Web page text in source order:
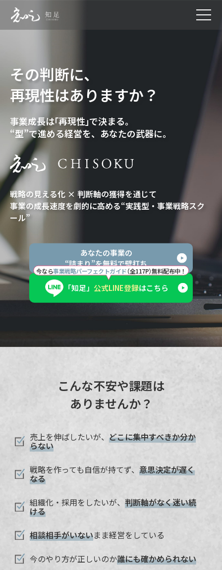
その判断に、
再現性はありますか？
事業成長は「再現性」で決まる。
“型”で進める経営を、あなたの武器に。
戦略の見える化 × 判断軸の獲得を通じて
事業の成長速度を劇的に高める“実践型・事業戦略スク
ール”
あなたの事業の
“詰まり”を無料で壁打ち
今なら事業戦略パーフェクトガイド（全117P）無料配布中！
「知足」 公式LINE登録はこちら
こんな不安や課題は
ありませんか？
売上を伸ばしたいが、どこに集中すべきか分か
らない
戦略を作っても自信が持てず、意思決定が遅く
なる
組織化・採用をしたいが、判断軸がなく迷い続
ける
相談相手がいないまま経営をしている
今のやり方が正しいのか誰にも確かめられない